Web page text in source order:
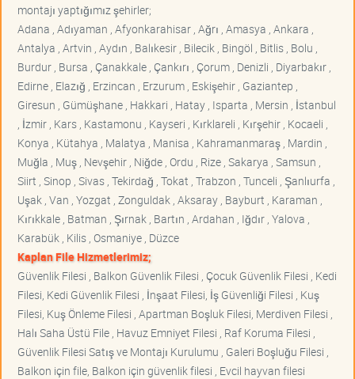
montajı yaptığımız şehirler;
Adana , Adıyaman , Afyonkarahisar , Ağrı , Amasya , Ankara ,
Antalya , Artvin , Aydın , Balıkesir , Bilecik , Bingöl , Bitlis , Bolu ,
Burdur , Bursa , Çanakkale , Çankırı , Çorum , Denizli , Diyarbakır ,
Edirne , Elazığ , Erzincan , Erzurum , Eskişehir , Gaziantep ,
Giresun , Gümüşhane , Hakkari , Hatay , Isparta , Mersin , İstanbul
, İzmir , Kars , Kastamonu , Kayseri , Kırklareli , Kırşehir , Kocaeli ,
Konya , Kütahya , Malatya , Manisa , Kahramanmaraş , Mardin ,
Muğla , Muş , Nevşehir , Niğde , Ordu , Rize , Sakarya , Samsun ,
Siirt , Sinop , Sivas , Tekirdağ , Tokat , Trabzon , Tunceli , Şanlıurfa ,
Uşak , Van , Yozgat , Zonguldak , Aksaray , Bayburt , Karaman ,
Kırıkkale , Batman , Şırnak , Bartın , Ardahan , Iğdır , Yalova ,
Karabük , Kilis , Osmaniye , Düzce
Kaplan File Hizmetlerimiz;
Güvenlik Filesi , Balkon Güvenlik Filesi , Çocuk Güvenlik Filesi , Kedi
Filesi, Kedi Güvenlik Filesi , İnşaat Filesi, İş Güvenliği Filesi , Kuş
Filesi, Kuş Önleme Filesi , Apartman Boşluk Filesi, Merdiven Filesi ,
Halı Saha Üstü File , Havuz Emniyet Filesi , Raf Koruma Filesi ,
Güvenlik Filesi Satış ve Montajı Kurulumu , Galeri Boşluğu Filesi ,
Balkon için file, Balkon için güvenlik filesi , Evcil hayvan filesi